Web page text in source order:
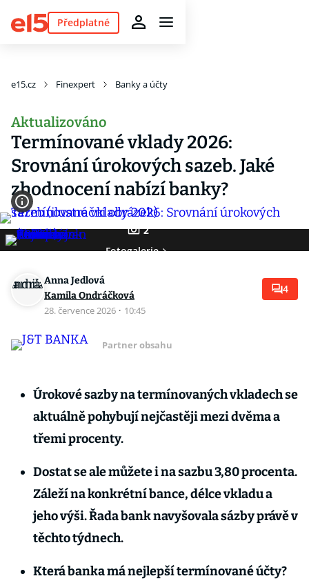
Předplatné
e15.cz Finexpert Banky a účty
Aktualizováno
Termínované vklady 2026:
Srovnání úrokových sazeb. Jaké
zhodnocení nabízí banky?
2
Fotogalerie
Anna Jedlová
Kamila Ondráčková
28. července 2026 · 10:45
4
Partner obsahu
Úrokové sazby na termínovaných vkladech se
aktuálně pohybují nejčastěji mezi dvěma a
třemi procenty.
Dostat se ale můžete i na sazbu 3,80 procenta.
Záleží na konkrétní bance, délce vkladu a
jeho výši. Řada bank navyšovala sázby právě v
těchto týdnech.
Která banka má nejlepší termínované účty?